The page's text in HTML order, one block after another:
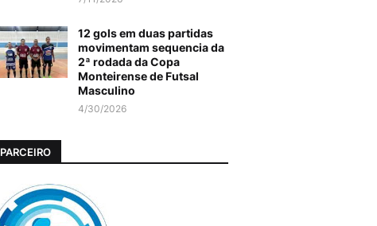
12 gols em duas partidas
movimentam sequencia da
2ª rodada da Copa
Monteirense de Futsal
Masculino
4/30/2026
PARCEIRO